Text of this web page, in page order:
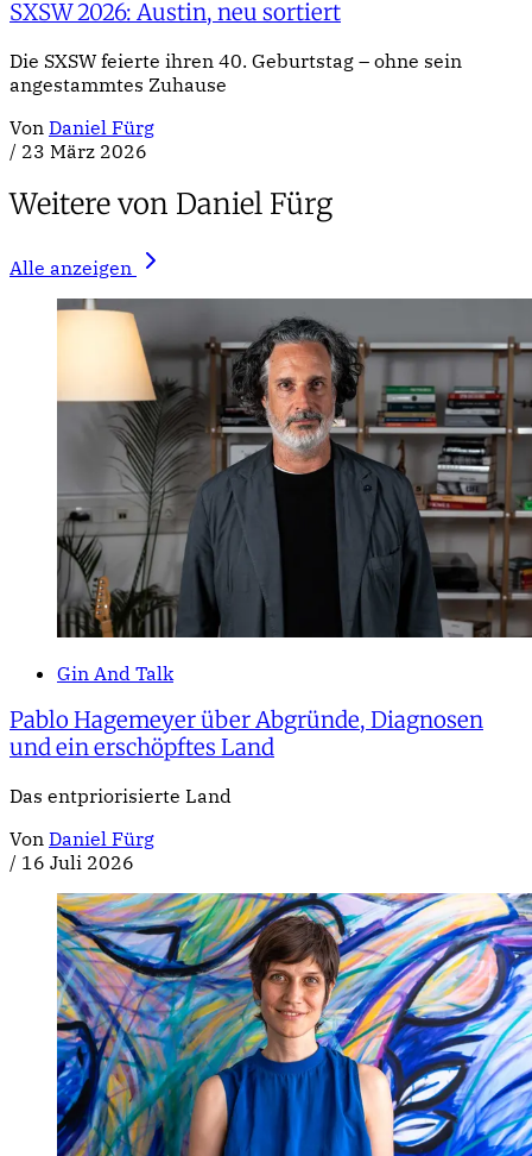
SXSW 2026: Austin, neu sortiert
Die SXSW feierte ihren 40. Geburtstag – ohne sein
angestammtes Zuhause
Von Daniel Fürg
/ 23 März 2026
Weitere von Daniel Fürg
Alle anzeigen
Gin And Talk
Pablo Hagemeyer über Abgründe, Diagnosen
und ein erschöpftes Land
Das entpriorisierte Land
Von Daniel Fürg
/ 16 Juli 2026